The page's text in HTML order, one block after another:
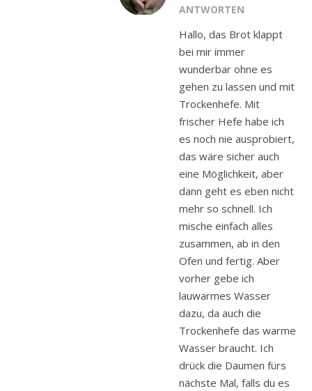
ANTWORTEN
Hallo, das Brot klappt
bei mir immer
wunderbar ohne es
gehen zu lassen und mit
Trockenhefe. Mit
frischer Hefe habe ich
es noch nie ausprobiert,
das wäre sicher auch
eine Möglichkeit, aber
dann geht es eben nicht
mehr so schnell. Ich
mische einfach alles
zusammen, ab in den
Ofen und fertig. Aber
vorher gebe ich
lauwarmes Wasser
dazu, da auch die
Trockenhefe das warme
Wasser braucht. Ich
drück die Daumen fürs
nächste Mal, falls du es